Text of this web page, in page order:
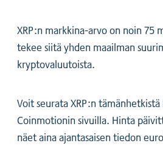
XRP:n markkina-arvo on noin 75
tekee siitä yhden maailman
kryptovaluutoista.
Voit seurata XRP:n tämänhetkistä
Coinmotionin sivuilla. Hinta
näet aina ajantasaisen tiedon